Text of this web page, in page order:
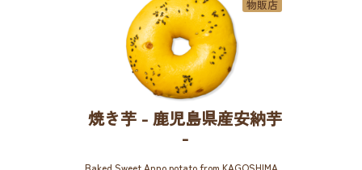
焼き芋 - 鹿児島県産安納芋
-
Baked Sweet Anno potato from KAGOSHIMA
物販店